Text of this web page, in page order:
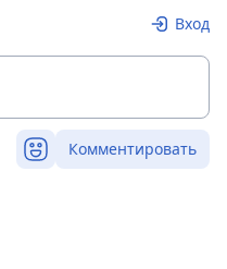
Вход
Комментировать